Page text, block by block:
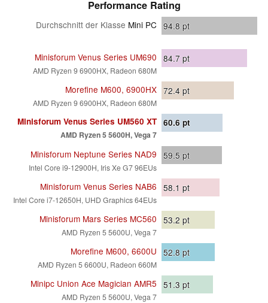
Performance Rating
Durchschnitt der Klasse Mini PC 94.8 pt
Minisforum Venus Series UM690
AMD Ryzen 9 6900HX, Radeon 680M
84.7 pt
Morefine M600, 6900HX
AMD Ryzen 9 6900HX, Radeon 680M
72.4 pt
Minisforum Venus Series UM560 XT
AMD Ryzen 5 5600H, Vega 7
60.6 pt
Minisforum Neptune Series NAD9
Intel Core i9-12900H, Iris Xe G7 96EUs
59.5 pt
Minisforum Venus Series NAB6
Intel Core i7-12650H, UHD Graphics 64EUs
58.1 pt
Minisforum Mars Series MC560
AMD Ryzen 5 5600U, Vega 7
53.2 pt
Morefine M600, 6600U
AMD Ryzen 5 6600U, Radeon 660M
52.8 pt
Minipc Union Ace Magician AMR5
AMD Ryzen 5 5600U, Vega 7
51.3 pt